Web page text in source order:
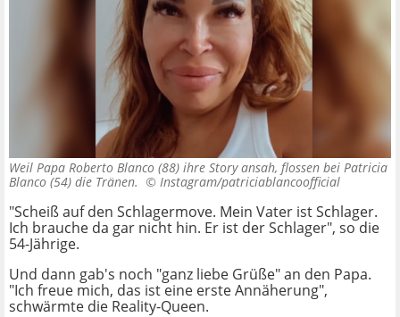
Weil Papa Roberto Blanco (88) ihre Story ansah, flossen bei Patricia
Blanco (54) die Tränen. © Instagram/patriciablancoofficial
"Scheiß auf den Schlagermove. Mein Vater ist Schlager.
Ich brauche da gar nicht hin. Er ist der Schlager", so die
54-Jährige.
Und dann gab's noch "ganz liebe Grüße" an den Papa.
"Ich freue mich, das ist eine erste Annäherung",
schwärmte die Reality-Queen.